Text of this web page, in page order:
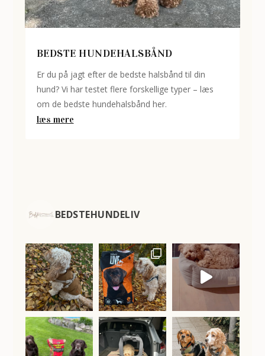
BEDSTE HUNDEHALSBÅND
Er du på jagt efter de bedste halsbånd til din
hund? Vi har testet flere forskellige typer – læs
om de bedste hundehalsbånd her.
læs mere
BEDSTEHUNDELIV